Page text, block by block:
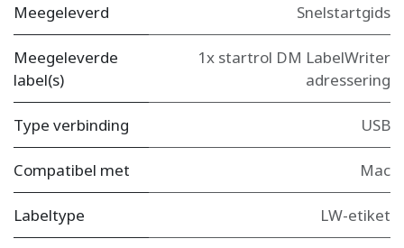
Meegeleverd Snelstartgids
Meegeleverde
label(s)
1x startrol DM LabelWriter
adressering
Type verbinding USB
Compatibel met Mac
Labeltype LW-etiket